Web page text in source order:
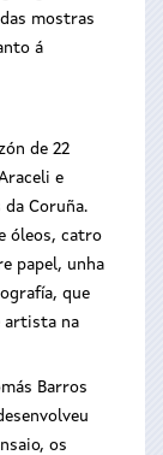
mostras
á
de 22
e
da Coruña.
óleos, catro
papel, unha
que
artista na
Barros
os